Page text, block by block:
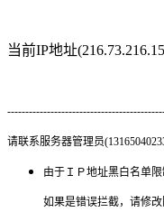
当前IP地址
请联系服务器管理员
由于ＩＰ地址黑白名单
如果是错误拦截，请修